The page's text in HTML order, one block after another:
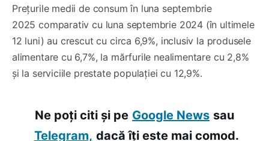
Prețurile medii de consum în luna septembrie
2025 comparativ cu luna septembrie 2024 (în ultimele
12 luni) au crescut cu circa 6,9%, inclusiv la produsele
alimentare cu 6,7%, la mărfurile nealimentare cu 2,8%
și la serviciile prestate populației cu 12,9%.
Ne poți citi și pe Google News sau
Telegram, dacă îți este mai comod.